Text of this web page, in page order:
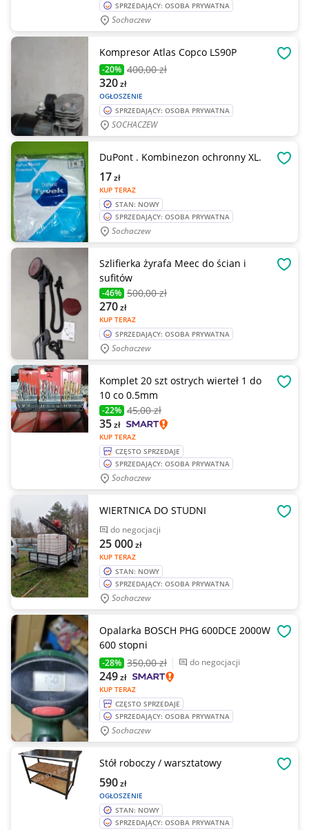
SPRZEDAJĄCY: OSOBA PRYWATNA
Sochaczew
Kompresor Atlas Copco LS90P
-20% 400,00 zł
OGŁOSZENIE
320zł
SPRZEDAJĄCY: OSOBA PRYWATNA
SOCHACZEW
DuPont . Kombinezon ochronny XL.
KUP TERAZ
17zł
STAN: NOWY
SPRZEDAJĄCY: OSOBA PRYWATNA
Sochaczew
Szlifierka żyrafa Meec do ścian i
sufitów
-46% 500,00 zł
KUP TERAZ
270zł
SPRZEDAJĄCY: OSOBA PRYWATNA
Sochaczew
Komplet 20 szt ostrych wierteł 1 do
10 co 0.5mm
-22% 45,00 zł
KUP TERAZ
35zł
CZĘSTO SPRZEDAJE
SPRZEDAJĄCY: OSOBA PRYWATNA
Sochaczew
WIERTNICA DO STUDNI
do negocjacji
KUP TERAZ
25 000zł
STAN: NOWY
SPRZEDAJĄCY: OSOBA PRYWATNA
Sochaczew
Opalarka BOSCH PHG 600DCE 2000W
600 stopni
-28% 350,00 zł do negocjacji
KUP TERAZ
249zł
CZĘSTO SPRZEDAJE
SPRZEDAJĄCY: OSOBA PRYWATNA
Sochaczew
Stół roboczy / warsztatowy
OGŁOSZENIE
590zł
STAN: NOWY
SPRZEDAJĄCY: OSOBA PRYWATNA